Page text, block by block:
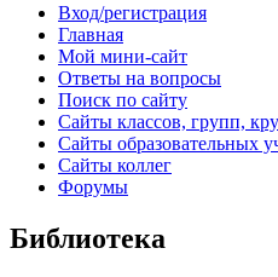
Вход/регистрация
Главная
Мой мини-сайт
Ответы на вопросы
Поиск по сайту
Сайты классов, групп,
Сайты образовательных
Сайты коллег
Форумы
Библиотека